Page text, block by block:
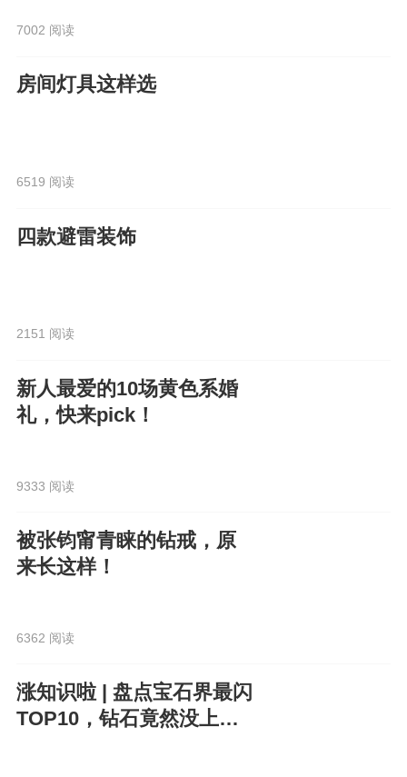
7002 阅读
房间灯具这样选
6519 阅读
四款避雷装饰
2151 阅读
新人最爱的10场黄色系婚
礼，快来pick！
9333 阅读
被张钧甯青睐的钻戒，原
来长这样！
6362 阅读
涨知识啦 | 盘点宝石界最闪
TOP10，钻石竟然没上